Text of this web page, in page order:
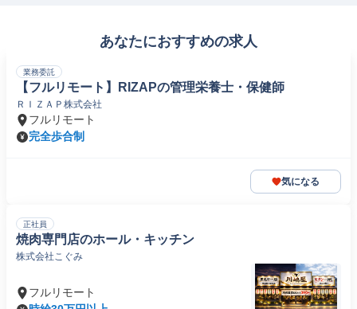
あなたにおすすめの求人
業務委託
【フルリモート】RIZAPの管理栄養士・保健師
ＲＩＺＡＰ株式会社
フルリモート
完全歩合制
気になる
正社員
焼肉専門店のホール・キッチン
株式会社こぐみ
フルリモート